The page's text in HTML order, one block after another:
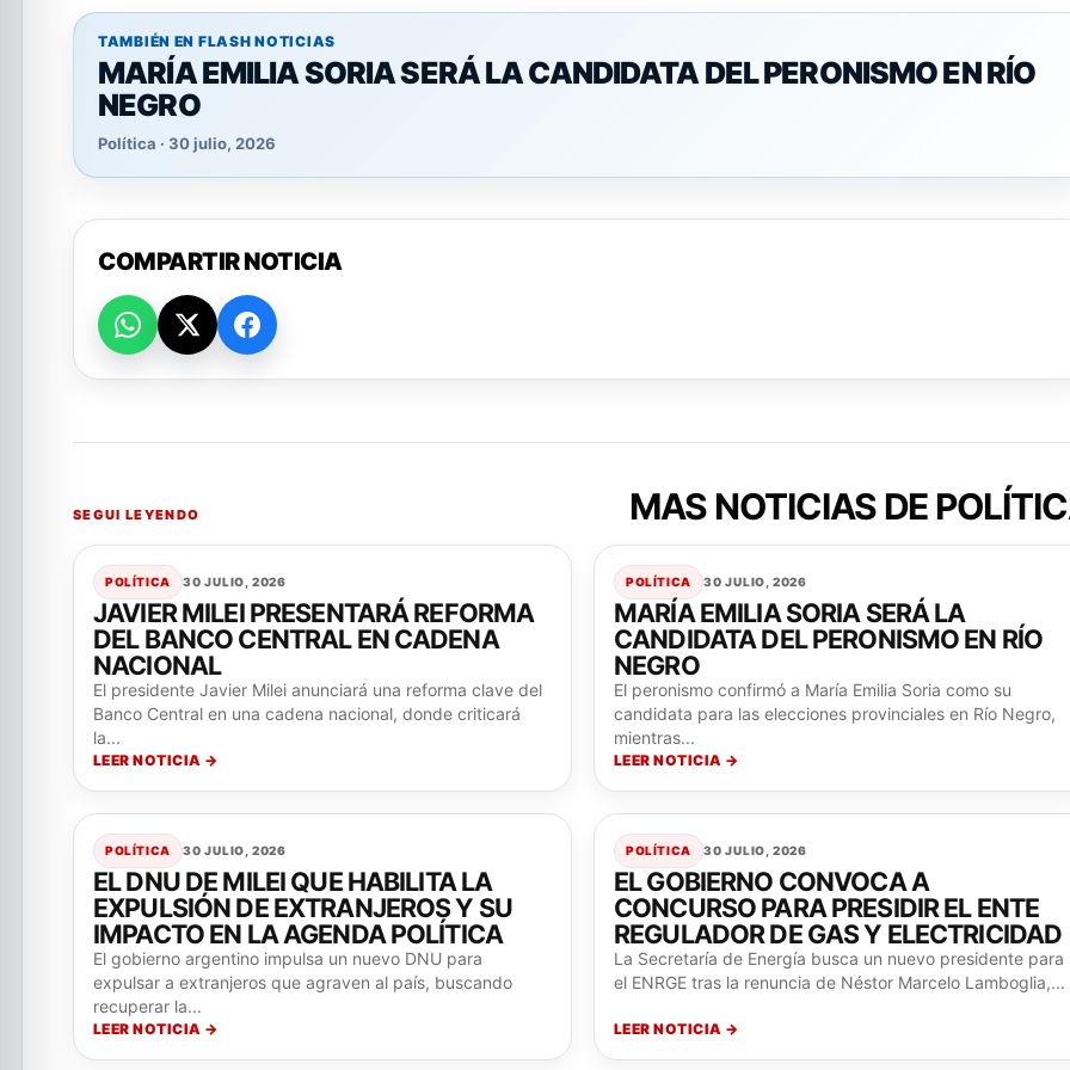
TAMBIÉN EN FLASH NOTICIAS
MARÍA EMILIA SORIA SERÁ LA CANDIDATA DEL PERONISMO EN RÍO
NEGRO
Política · 30 julio, 2026
COMPARTIR NOTICIA
SEGUI LEYENDO MAS NOTICIAS DE
POLÍTICA 30 JULIO, 2026
JAVIER MILEI PRESENTARÁ REFORMA
DEL BANCO CENTRAL EN CADENA
NACIONAL
El presidente Javier Milei anunciará una reforma clave del
Banco Central en una cadena nacional, donde criticará
la...
LEER NOTICIA →
POLÍTICA 30 JULIO, 2026
MARÍA EMILIA SORIA SERÁ LA
CANDIDATA DEL PERONISMO EN RÍO
NEGRO
El peronismo confirmó a María Emilia Soria como su
candidata para las elecciones provinciales en Río Negro,
mientras...
LEER NOTICIA →
POLÍTICA 30 JULIO, 2026
EL DNU DE MILEI QUE HABILITA LA
EXPULSIÓN DE EXTRANJEROS Y SU
IMPACTO EN LA AGENDA POLÍTICA
El gobierno argentino impulsa un nuevo DNU para
expulsar a extranjeros que agraven al país, buscando
recuperar la...
LEER NOTICIA →
POLÍTICA 30 JULIO, 2026
EL GOBIERNO CONVOCA A
CONCURSO PARA PRESIDIR EL ENTE
REGULADOR DE GAS Y ELECTRICIDAD
La Secretaría de Energía busca un nuevo presidente para
el ENRGE tras la renuncia de Néstor Marcelo Lamboglia,...
LEER NOTICIA →